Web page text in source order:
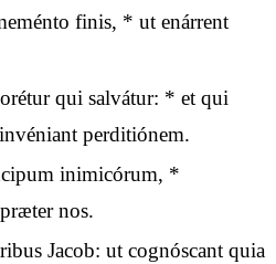
finis, * ut enárrent
qui salvátur: * et qui
perditiónem.
inimicórum, *
nos.
Jacob: ut cognóscant quia